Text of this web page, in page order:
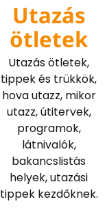
Utazás
ötletek
Utazás ötletek,
tippek és trükkök,
hova utazz, mikor
utazz, útitervek,
programok,
látnivalók,
bakancslistás
helyek, utazási
tippek kezdőknek.